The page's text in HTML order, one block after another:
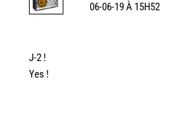
06-06-19 À 15H52
J-2 !
Yes !